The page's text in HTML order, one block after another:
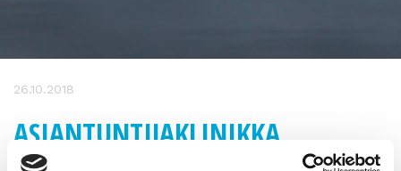
26.10.2018
ASIANTUNTIJAKLINIKKA